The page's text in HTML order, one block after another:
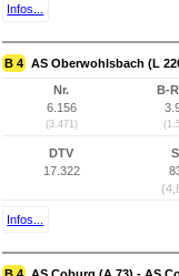
Infos...
B 4 AS Oberwohlsbach (L
Nr.
6.156
(3.471)
B-
DTV
17.322
Infos...